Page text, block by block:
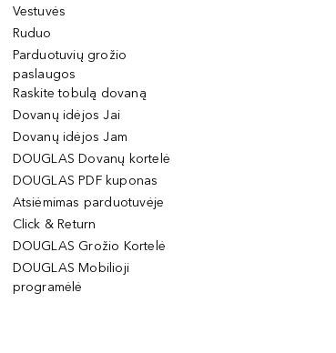
Vestuvės
Ruduo
Parduotuvių grožio
paslaugos
Raskite tobulą dovaną
Dovanų idėjos Jai
Dovanų idėjos Jam
DOUGLAS Dovanų kortelė
DOUGLAS PDF kuponas
Atsiėmimas parduotuvėje
Click & Return
DOUGLAS Grožio Kortelė
DOUGLAS Mobilioji
programėlė